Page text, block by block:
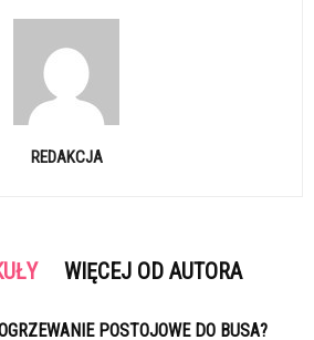
REDAKCJA
WIĘCEJ OD AUTORA
POSTOJOWE DO BUSA?